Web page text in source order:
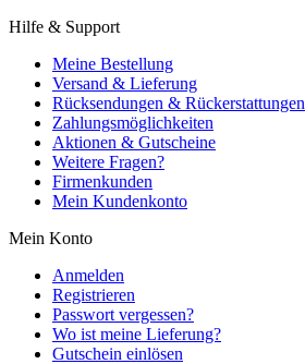
Hilfe & Support
Meine Bestellung
Versand & Lieferung
Rücksendungen & Rückerstattungen
Zahlungsmöglichkeiten
Aktionen & Gutscheine
Weitere Fragen?
Firmenkunden
Mein Kundenkonto
Mein Konto
Anmelden
Registrieren
Passwort vergessen?
Wo ist meine Lieferung?
Gutschein einlösen